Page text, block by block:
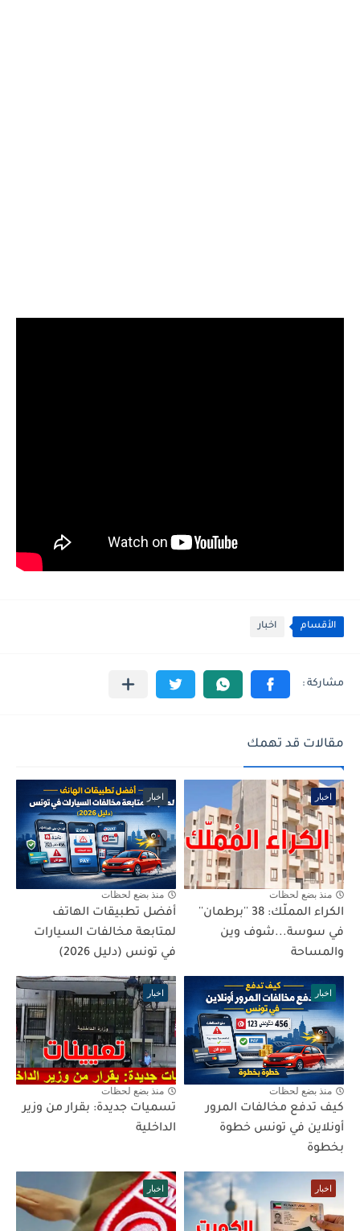
الأقسام اخبار
مقالات قد تهمك
اخبار
منذ بضع لحظات
الكراء المملّك: 38 ''برطمان''
في سوسة...شوف وين
والمساحة
اخبار
منذ بضع لحظات
أفضل تطبيقات الهاتف
لمتابعة مخالفات السيارات
في تونس (دليل 2026)
اخبار
منذ بضع لحظات
كيف تدفع مخالفات المرور
أونلاين في تونس خطوة
بخطوة
اخبار
منذ بضع لحظات
تسميات جديدة: بقرار من وزير
الداخلية
اخبار اخبار